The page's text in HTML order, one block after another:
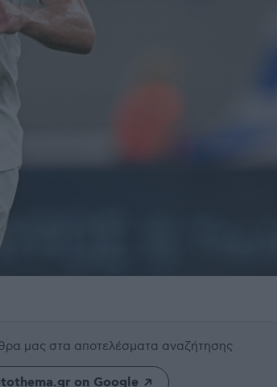
μας στα αποτελέσματα αναζήτησης
on Google